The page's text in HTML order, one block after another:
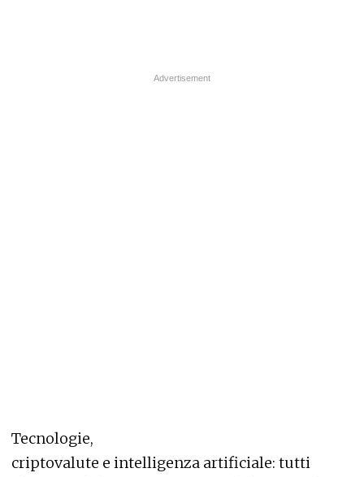
Tecnologie,
criptovalute e intelligenza artificiale: tutti